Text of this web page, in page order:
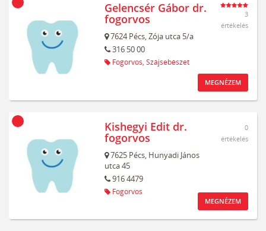
Gelencsér Gábor dr.
fogorvos
7624 Pécs,Zója utca 5/a
316 50 00
Fogorvos, Szájsebészet
3
értékelés
MEGNÉZEM
Kishegyi Edit dr.
fogorvos
7625 Pécs, Hunyadi János
utca 45
916 4479
Fogorvos
0
értékelés
MEGNÉZEM